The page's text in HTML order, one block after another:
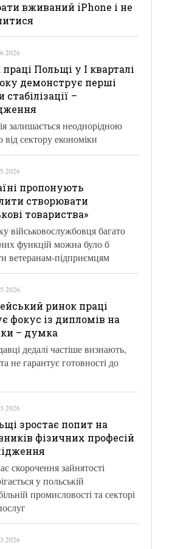
вживаний iPhone і не
Польщі у І кварталі
демонструє перші
стабілізації –
залишається неоднорідною
від сектору економіки
пропонують
створювати
товариства»
військовослужбовця багато
функцій можна було б
ветеранам-підприємцям
ринок праці
фокус із дипломів на
– думка
дедалі частіше визнають,
не гарантує готовності до
зростає попит на
фізичних професій
скорочення зайнятості
у польській
промисловості та секторі